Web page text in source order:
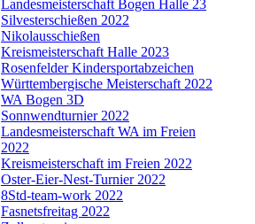
Landesmeisterschaft Bogen Halle 23
Silvesterschießen 2022
Nikolausschießen
Kreismeisterschaft Halle 2023
Rosenfelder Kindersportabzeichen
Württembergische Meisterschaft 2022
WA Bogen 3D
Sonnwendturnier 2022
Landesmeisterschaft WA im Freien
2022
Kreismeisterschaft im Freien 2022
Oster-Eier-Nest-Turnier 2022
8Std-team-work 2022
Fasnetsfreitag 2022